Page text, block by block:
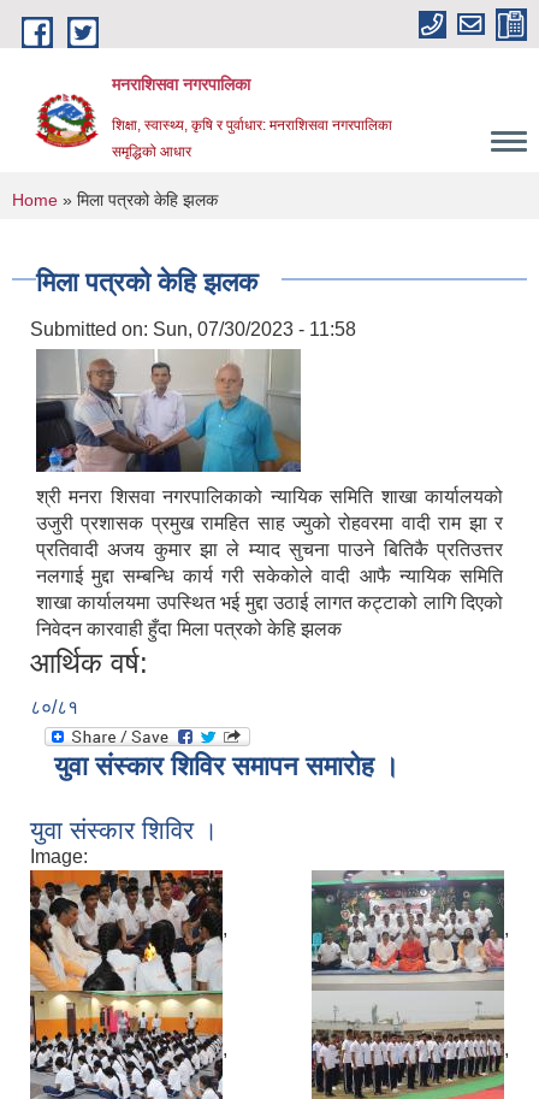
Skip to main content
मनराशिसवा नगरपालिका
शिक्षा, स्वास्थ्य, कृषि र पुर्वाधार: मनराशिसवा नगरपालिका
समृद्धिको आधार
You are here
Home » मिला पत्रको केहि झलक
मिला पत्रको केहि झलक
Submitted on: Sun, 07/30/2023 - 11:58
श्री मनरा शिसवा नगरपालिकाको न्यायिक समिति शाखा कार्यालयको
उजुरी प्रशासक प्रमुख रामहित साह ज्युको रोहवरमा वादी राम झा र
प्रतिवादी अजय कुमार झा ले म्याद सुचना पाउने बितिकै प्रतिउत्तर
नलगाई मुद्दा सम्बन्धि कार्य गरी सकेकोले वादी आफै न्यायिक समिति
शाखा कार्यालयमा उपस्थित भई मुद्दा उठाई लागत कट्टाको लागि दिएको
निवेदन कारवाही हुँदा मिला पत्रको केहि झलक
आर्थिक वर्ष:
८०/८१
युवा संस्कार शिविर समापन समारोह ।
युवा संस्कार शिविर ।
Image:
, ,
, ,